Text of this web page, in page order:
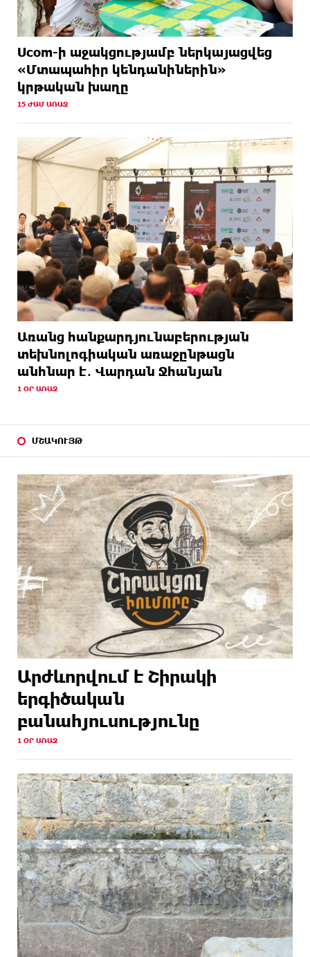
Ucom-ի աջակցությամբ ներկայացվեց
«Մտապահիր կենդանիներին»
կրթական խաղը
15 ԺԱՄ ԱՌԱՋ
Առանց հանքարդյունաբերության
տեխնոլոգիական առաջընթացն
անհնար է․ Վարդան Ջհանյան
1 ՕՐ ԱՌԱՋ
ՄՇԱԿՈՒՅԹ
Արժևորվում է Շիրակի
երգիծական
բանահյուսությունը
1 ՕՐ ԱՌԱՋ